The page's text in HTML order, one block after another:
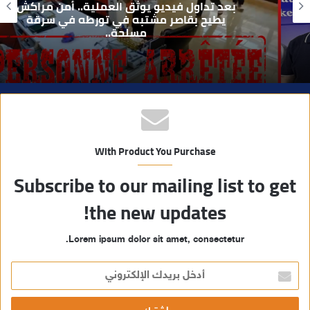
ي
ب
بعد تداول فيديو يوثق العملية.. أمن مراكش
يطيح بقاصر مشتبه في تورطه في سرقة
مسلحة..
With Product You Purchase
Subscribe to our mailing list to get
the new updates!
Lorem ipsum dolor sit amet, consectetur.
خ
ل